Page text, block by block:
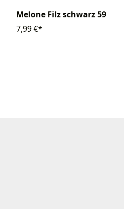
Melone Filz schwarz 59
7,99 €*